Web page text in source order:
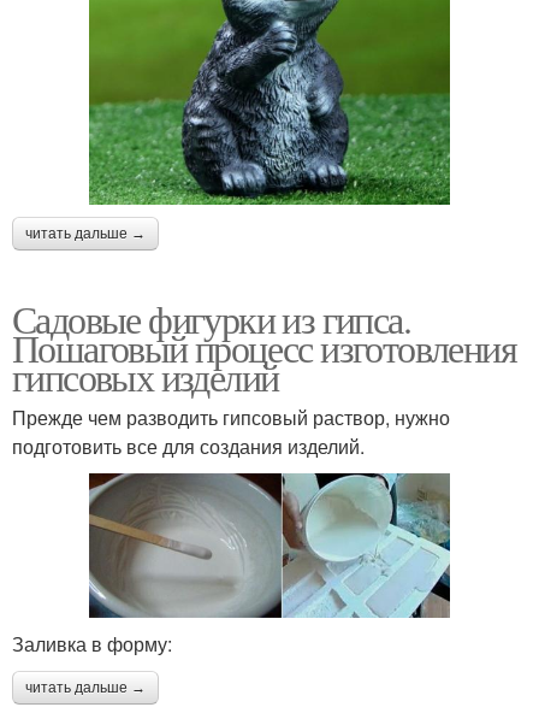
читать дальше →
Садовые фигурки из гипса.
Пошаговый процесс изготовления
гипсовых изделий
Прежде чем разводить гипсовый раствор, нужно
подготовить все для создания изделий.
Заливка в форму:
читать дальше →